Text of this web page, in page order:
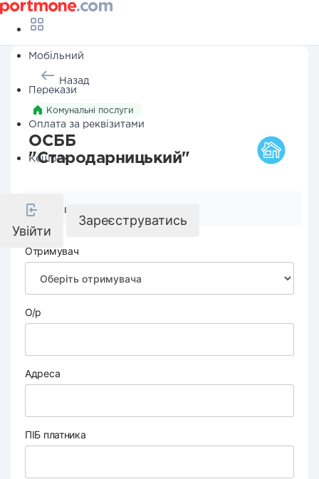
Мобільний
Перекази
Оплата за реквізитами
Кешбек
Увійти
Зареєструватись
Назад
Комунальні послуги
ОСББ
"Стародарницький"
Реквізити компанії
Отримувач
О/р
Адреса
ПІБ платника